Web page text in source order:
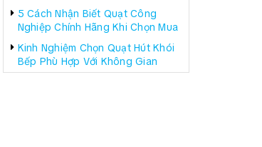
5 Cách Nhận Biết Quạt Công
Nghiệp Chính Hãng Khi Chọn Mua
Kinh Nghiệm Chọn Quạt Hút Khói
Bếp Phù Hợp Với Không Gian